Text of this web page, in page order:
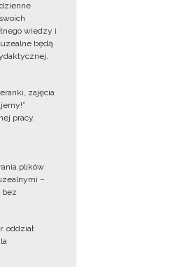
wiedzy i
będą
zajęcia
pracy.
plików
–
bez
oddział